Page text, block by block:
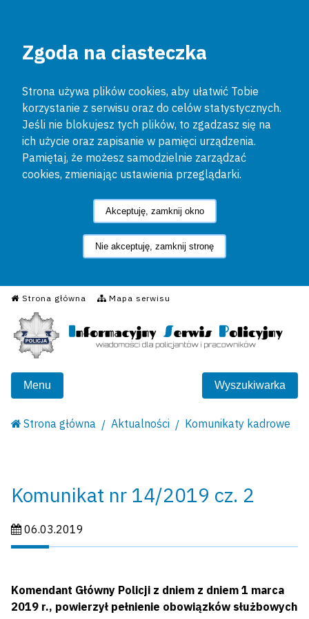
Zgoda na ciasteczka
Strona używa plików cookies, aby ułatwić Tobie
korzystanie z serwisu oraz do celów statystycznych.
Jeśli nie blokujesz tych plików, to zgadzasz się na
ich użycie oraz zapisanie w pamięci urządzenia.
Pamiętaj, że możesz samodzielnie zarządzać
cookies, zmieniając ustawienia przeglądarki.
Akceptuję, zamknij okno
Nie akceptuję, zamknij stronę
Strona główna Mapa serwisu
Informacyjny Serwis
Menu Wyszukiwarka
Strona główna Aktualności Komunikaty kadrowe
Komunikat nr 14/2019 cz. 2
Data publikacji:
06.03.2019
Komendant Główny Policji z dniem z dniem 1 marca
2019 r., powierzył pełnienie obowiązków służbowych